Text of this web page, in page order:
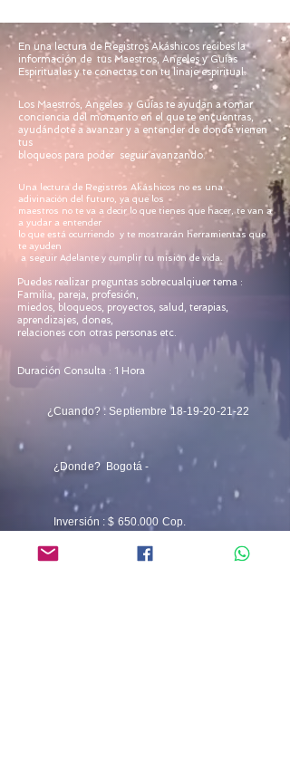
En una lectura de Registros Akáshicos recibes la
información de tus Maestros, Angeles y Guías
Espirituales y te conectas con tu linaje espiritual.
Los Maestros, Angeles y Guías te ayudan a tomar
conciencia del momento en el que te encuentras,
ayudándote a avanzar y a entender de donde vienen
tus
bloqueos para poder seguir avanzando.
Una lectura de Registros Akáshicos no es una
adivinación del futuro, ya que los
maestros no te va a decir lo que tienes que hacer, te van a
a yudar a entender
lo que está ocurriendo y te mostrarán herramientas que
te ayuden
a seguir Adelante y cumplir tu misión de vida.
Puedes realizar preguntas sobrecualqiuer tema :
Familia, pareja, profesión,
miedos, bloqueos, proyectos, salud, terapias,
aprendizajes, dones,
relaciones con otras personas etc.
Duración Consulta : 1 Hora
¿Cuando?: Septiembre18-19-20-21-22
¿Donde?Bogotá -
Inversión : $ 650.000 Cop.